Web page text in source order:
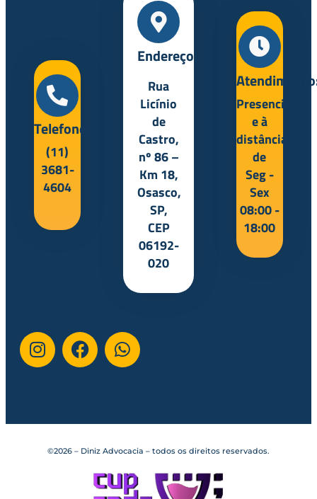
Telefone:
(11)
3681-
4604
Endereço:
Rua
Licínio
de
Castro,
nº 86 –
Km 18,
Osasco,
SP,
CEP
06192-
020
Presencial
e à
distância
de
Seg -
Sex
08:00 -
18:00
©2026 – Diniz Advocacia – todos os direitos reservados.